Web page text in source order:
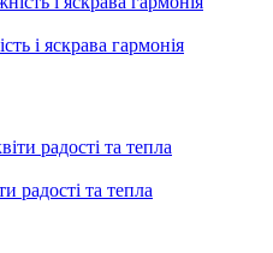
і яскрава гармонія
радості та тепла